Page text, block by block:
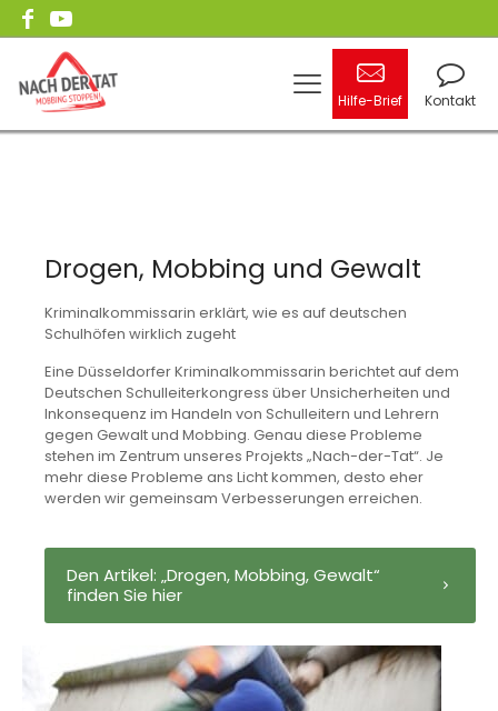
Hilfe-Brief Kontakt
Drogen, Mobbing und Gewalt
Kriminalkommissarin erklärt, wie es auf deutschen
Schulhöfen wirklich zugeht
Eine Düsseldorfer Kriminalkommissarin berichtet auf dem
Deutschen Schulleiterkongress über Unsicherheiten und
Inkonsequenz im Handeln von Schulleitern und Lehrern
gegen Gewalt und Mobbing. Genau diese Probleme
stehen im Zentrum unseres Projekts „Nach-der-Tat“. Je
mehr diese Probleme ans Licht kommen, desto eher
werden wir gemeinsam Verbesserungen erreichen.
Den Artikel: „Drogen, Mobbing, Gewalt“
finden Sie hier